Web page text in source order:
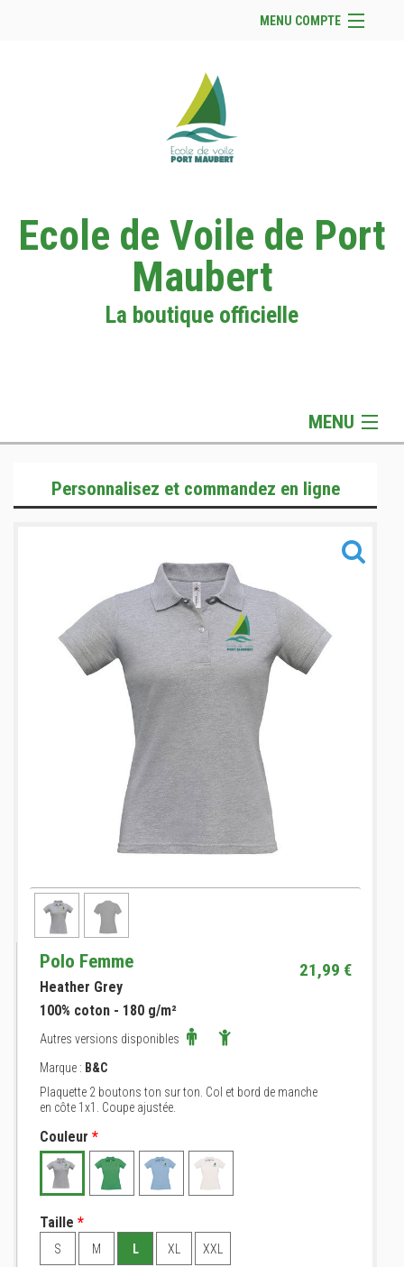
MENU COMPTE
Site Web du club
Facebook
Se connecter
Panier (vide
Ecole de Voile de Port
Maubert
La boutique officielle
MENU
Gamme Textile
Informations
Personnalisez et commandez en ligne
Polo Femme 21,99 €
Heather Grey
100% coton - 180 g/m²
Autres versions disponibles
Marque : B&C
Plaquette 2 boutons ton sur ton. Col et bord de manche
en côte 1x1. Coupe ajustée.
Couleur *
Taille *
S M L XL
XXL